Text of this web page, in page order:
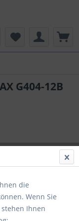
G404-12B
die
Wenn Sie
Ihnen